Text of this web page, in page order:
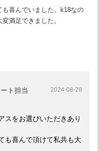
喜んでいました。k18なの
満足できました。
ト担当 2024-08-28
スをお選びいただきあり
も喜んで頂けて私共も大